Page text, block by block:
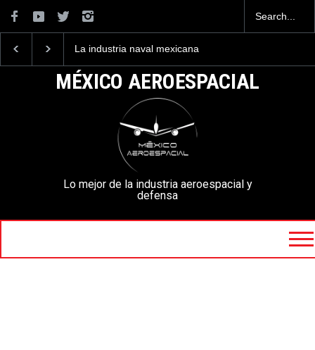
La industria naval mexicana
la Armada de México
mexicanos cuesta 2.9
millones de dólares
MÉXICO AEROESPACIAL
Lo mejor de la industria aeroespacial y
defensa